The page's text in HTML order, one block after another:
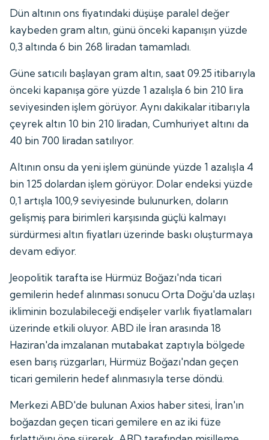
Dün altının ons fiyatındaki düşüşe paralel değer
kaybeden gram altın, günü önceki kapanışın yüzde
0,3 altında 6 bin 268 liradan tamamladı.
Güne satıcılı başlayan gram altın, saat 09.25 itibarıyla
önceki kapanışa göre yüzde 1 azalışla 6 bin 210 lira
seviyesinden işlem görüyor. Aynı dakikalar itibarıyla
çeyrek altın 10 bin 210 liradan, Cumhuriyet altını da
40 bin 700 liradan satılıyor.
Altının onsu da yeni işlem gününde yüzde 1 azalışla 4
bin 125 dolardan işlem görüyor. Dolar endeksi yüzde
0,1 artışla 100,9 seviyesinde bulunurken, doların
gelişmiş para birimleri karşısında güçlü kalmayı
sürdürmesi altın fiyatları üzerinde baskı oluşturmaya
devam ediyor.
Jeopolitik tarafta ise Hürmüz Boğazı'nda ticari
gemilerin hedef alınması sonucu Orta Doğu'da uzlaşı
ikliminin bozulabileceği endişeler varlık fiyatlamaları
üzerinde etkili oluyor. ABD ile İran arasında 18
Haziran'da imzalanan mutabakat zaptıyla bölgede
esen barış rüzgarları, Hürmüz Boğazı'ndan geçen
ticari gemilerin hedef alınmasıyla terse döndü.
Merkezi ABD'de bulunan Axios haber sitesi, İran'ın
boğazdan geçen ticari gemilere en az iki füze